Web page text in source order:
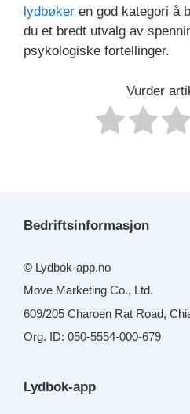
lydbøker en god kategori å
du et bredt utvalg av
psykologiske fortellinger.
Vurder
Bedriftsinformasjon
© Lydbok-app.no
Move Marketing Co., Ltd.
609/205 Charoen Rat Road,
Org. ID: 050-5554-000-679
Lydbok-app